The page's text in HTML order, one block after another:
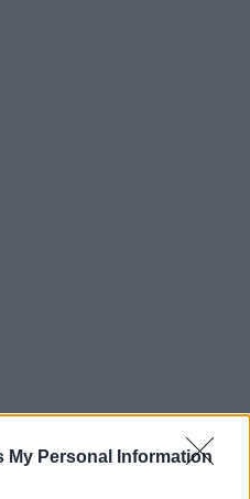
My Personal Information